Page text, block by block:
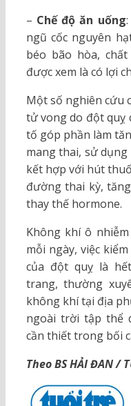
– Chế độ ăn uống
ngũ cốc nguyên
béo bão hòa,
được xem là có lợi
Một số nghiên cứu
tử vong do đột quỵ
tố góp phần làm
mang thai, sử
kết hợp với hút
đường thai kỳ,
thay thế hormone.
Không khí ô
mỗi ngày, việc
của đột quỵ là
trang, thường
không khí tại địa
ngoài trời tập thể
cần thiết trong bối
Theo BS HẢI ĐAN /